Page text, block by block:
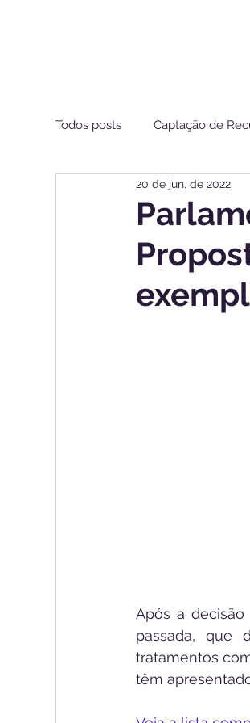
Todos posts Captação de
Estamos de Olho ANS
20 de jun. de 2022
Após a decisão
passada, que
tratamentos
têm